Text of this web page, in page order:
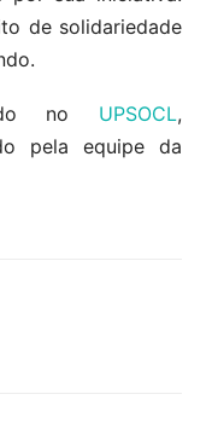
de solidariedade
no UPSOCL,
pela equipe da